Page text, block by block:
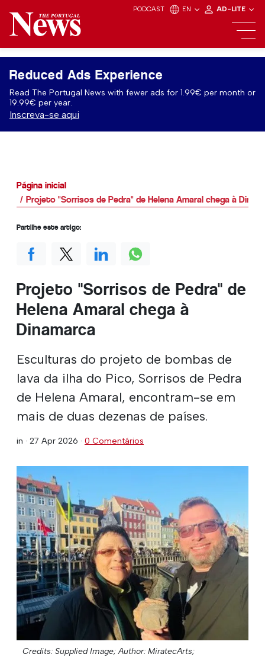
PODCAST EN AD-LITE
Reduced Ads Experience
Read The Portugal News with fewer ads for 1.99€ per month or
19.99€ per year.
Inscreva-se aqui
Página inicial
Projeto "Sorrisos de Pedra" de Helena Amaral chega à
Projeto "Sorrisos de Pedra" de
Helena Amaral chega à
Dinamarca
Esculturas do projeto de bombas de
lava da ilha do Pico, Sorrisos de Pedra
de Helena Amaral, encontram-se em
mais de duas dezenas de países.
in · 27 Apr 2026 · 0 Comentários
Credits: Supplied Image; Author: MiratecArts;
Partilhe este artigo: